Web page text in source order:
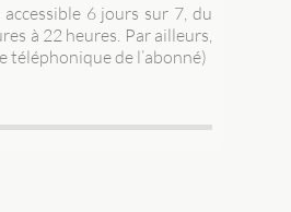
6 jours sur 7, du
à 22 heures. Par ailleurs,
téléphonique de l’abonné)